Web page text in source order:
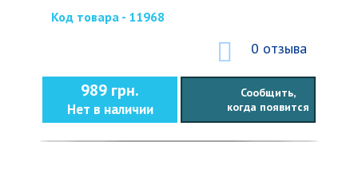
Код товара - 11968
0 отзыва
989 грн.
Нет в наличии
Сообщить,
когда появится